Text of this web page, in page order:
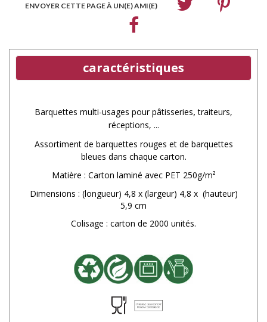
ENVOYER CETTE PAGE À UN(E) AMI(E)
caractéristiques
Barquettes multi-usages pourpâtisseries,traiteurs,
réceptions, ...
Assortiment de barquettes rouges et de barquettes
bleues dans chaque carton.
Matière : Carton laminé avec PET 250g/m²
Dimensions : (longueur) 4,8 x (largeur) 4,8 x (hauteur)
5,9 cm
Colisage : carton de 2000 unités.